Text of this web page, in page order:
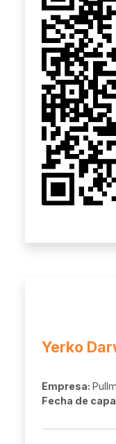
Yerko
Empresa:
Fecha de